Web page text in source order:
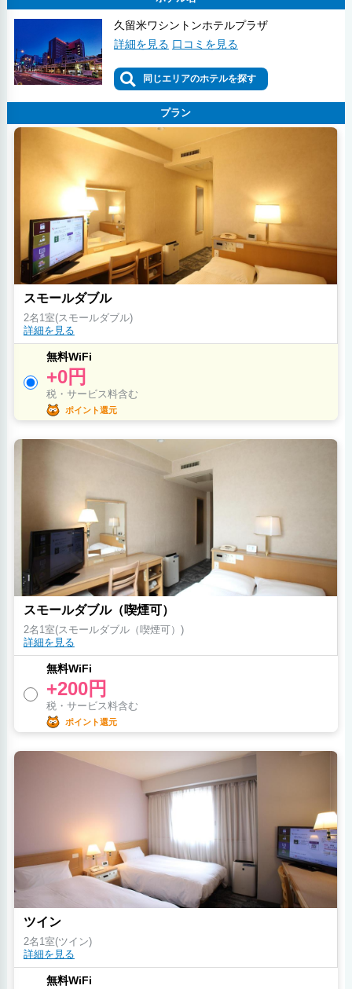
久留米ワシントンホテルプラザ
詳細を見る 口コミを見る
同じエリアのホテルを探す
プラン
スモールダブル
2名1室(スモールダブル)
詳細を見る
無料WiFi
+0円
税・サービス料含む
ポイント還元
スモールダブル（喫煙可）
2名1室(スモールダブル（喫煙可）)
詳細を見る
無料WiFi
+200円
税・サービス料含む
ポイント還元
ツイン
2名1室(ツイン)
詳細を見る
無料WiFi